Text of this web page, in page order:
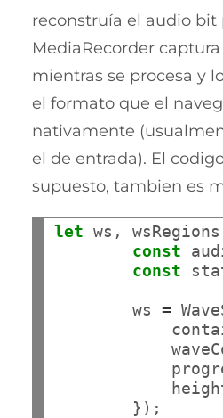
reconstruía el audio bit
MediaRecorder
mientras se procesa y
el formato que el
nativamente
el de entrada). El
supuesto, tambien es
let ws,
const
const
        ws
=
        });